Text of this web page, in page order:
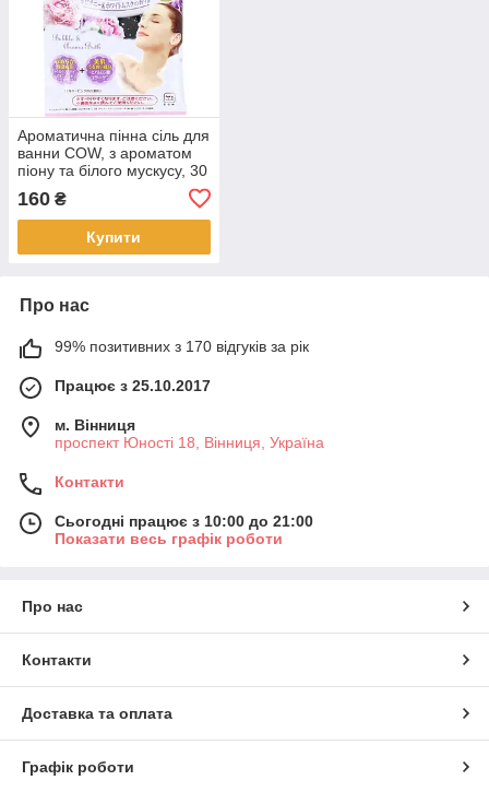
Ароматична пінна сіль для
ванни COW, з ароматом
піону та білого мускусу, 30
160 ₴
Купити
Про нас
99% позитивних з 170 відгуків за рік
Працює з 25.10.2017
м. Вінниця
проспект Юності 18, Вінниця, Україна
Контакти
Сьогодні працює з 10:00 до 21:00
Показати весь графік роботи
Про нас
Контакти
Доставка та оплата
Графік роботи